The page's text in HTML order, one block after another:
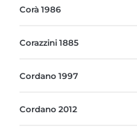
Corà 1986
Corazzini 1885
Cordano 1997
Cordano 2012